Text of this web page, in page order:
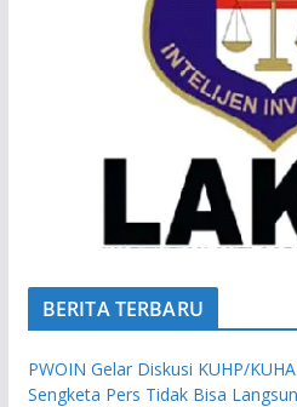
BERITA TERBARU
PWOIN Gelar Diskusi KUHP/
Sengketa Pers Tidak Bisa